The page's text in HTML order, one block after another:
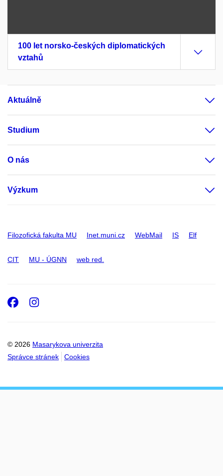
100 let norsko-českých diplomatických
vztahů
Aktuálně
Studium
O nás
Výzkum
Filozofická fakulta MU Inet.muni.cz WebMail IS Elf
CIT MU - ÚGNN web red.
© 2026 Masarykova univerzita
Správce stránek
Cookies
Facebook
Instagram